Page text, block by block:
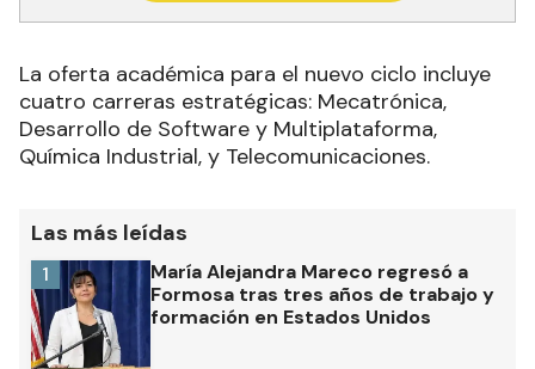
La oferta académica para el nuevo ciclo incluye
cuatro carreras estratégicas: Mecatrónica,
Desarrollo de Software y Multiplataforma,
Química Industrial, y Telecomunicaciones.
Las más leídas
María Alejandra Mareco regresó a
Formosa tras tres años de trabajo y
formación en Estados Unidos
1